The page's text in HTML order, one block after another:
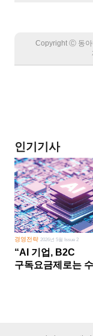
Copyright Ⓒ 동아
인기기사
경영전략 2026년 5월 Issue 2
“AI 기업, B2C
구독요금제로는